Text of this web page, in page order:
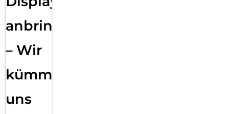
anbringen
– Wir
kümmern
uns